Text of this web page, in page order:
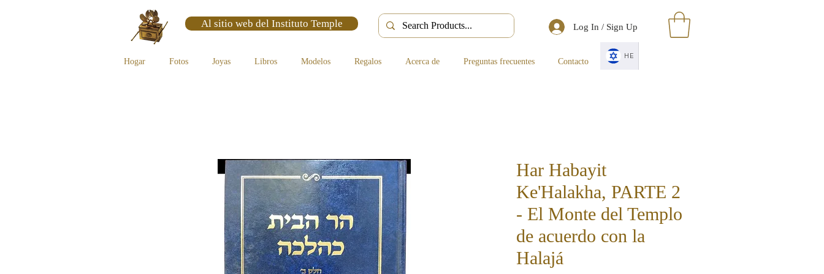
Al sitio web del Instituto Temple Log In / Sign Up
Hogar Fotos Joyas Libros Modelos Regalos Acerca de Preguntas frecuentes Contacto
HE
Har Habayit
Ke'Halakha, PARTE 2
- El Monte del Templo
de acuerdo con la
Halajá